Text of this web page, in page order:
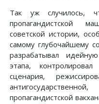
Так уж случилось,
пропагандистской
советской истории,
самому глубочайшему
разрабатывал
этапа,
сценария,
пропагандистской